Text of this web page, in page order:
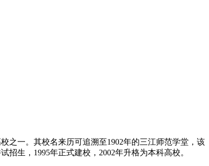
之一。其校名来历可追溯至1902年的三江师范学堂，该
生，1995年正式建校，2002年升格为本科高校。